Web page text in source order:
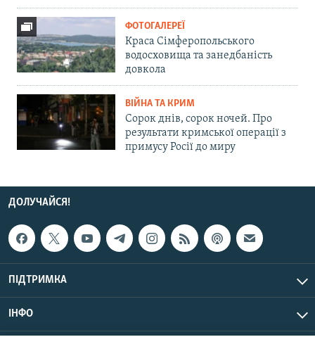
ФОТОГАЛЕРЕЇ
Краса Сімферопольського
водосховища та занедбаність
довкола
ВІЙНА ТА КРИМ
Сорок днів, сорок ночей. Про
результати кримської операції з
примусу Росії до миру
ДОЛУЧАЙСЯ!
ПІДТРИМКА
ІНФО